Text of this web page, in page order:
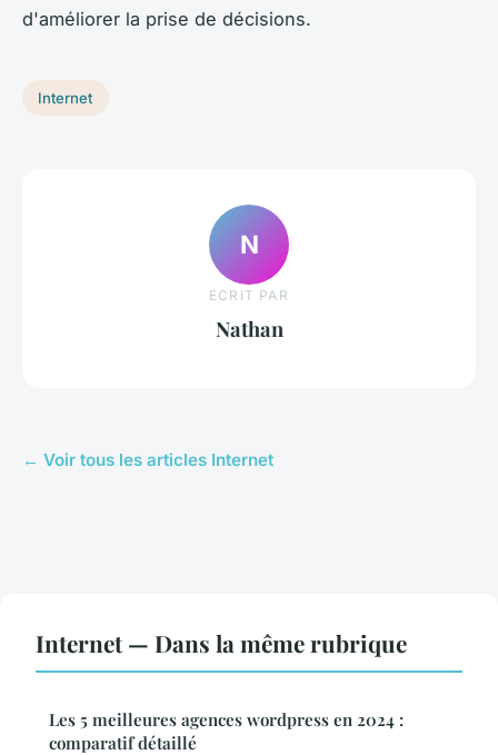
d'améliorer la prise de décisions.
Internet
N
ECRIT PAR
Nathan
← Voir tous les articles Internet
Internet — Dans la même rubrique
Les 5 meilleures agences wordpress en 2024 :
comparatif détaillé